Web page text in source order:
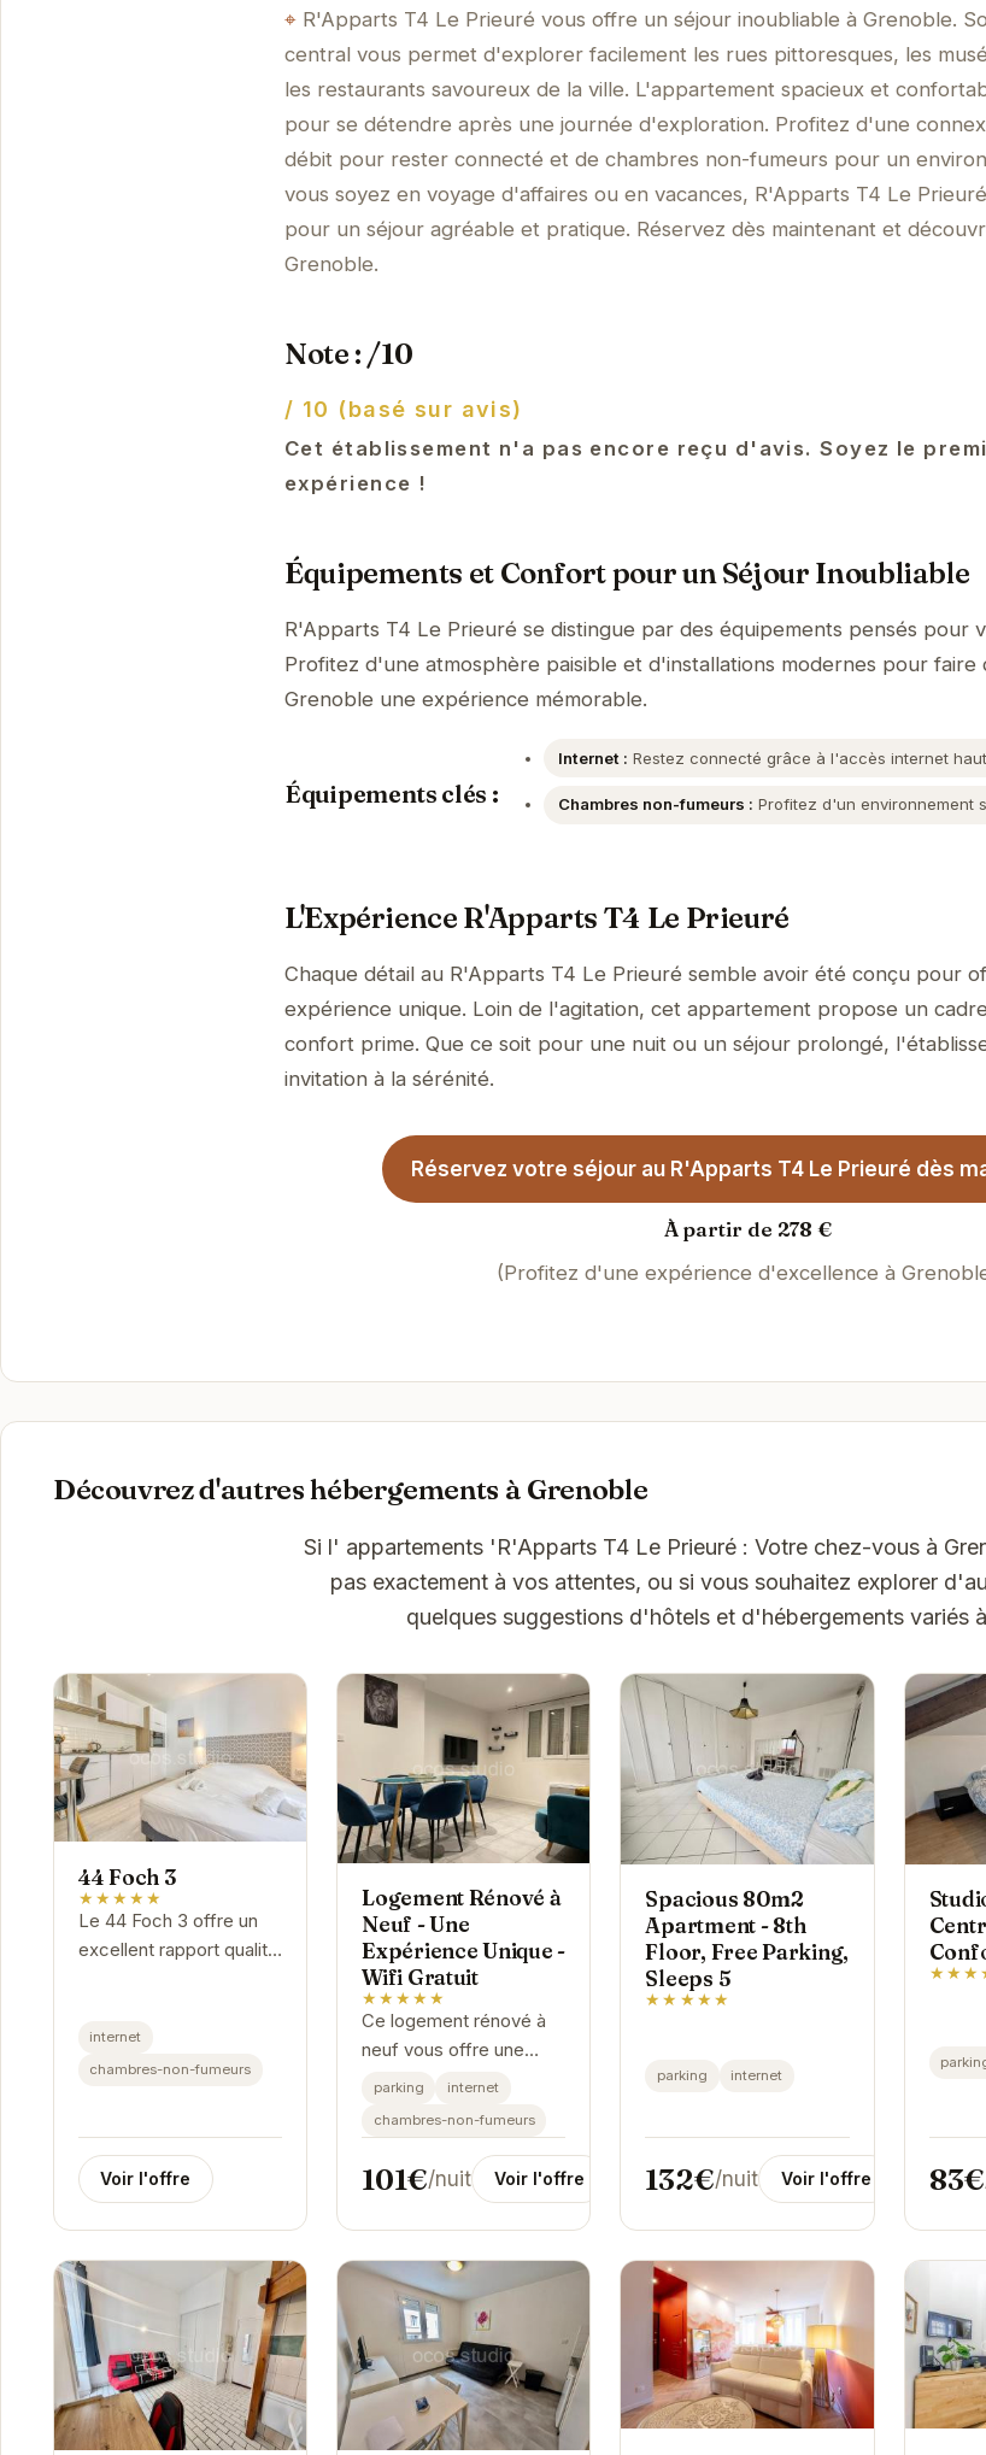
R'Apparts T4 Le Prieuré vous offre un séjour inoubliable à Grenoble.
central vous permet d'explorer facilement les rues pittoresques, les
les restaurants savoureux de la ville. L'appartement spacieux et
pour se détendre après une journée d'exploration. Profitez d'une
débit pour rester connecté et de chambres non-fumeurs pour un
vous soyez en voyage d'affaires ou en vacances, R'Apparts T4 Le
pour un séjour agréable et pratique. Réservez dès maintenant et
Grenoble.
Note : /10
/ 10 (basé sur avis)
Cet établissement n'a pas encore reçu d'avis. Soyez le
expérience !
Équipements et Confort pour un Séjour Inoubliable
R'Apparts T4 Le Prieuré se distingue par des équipements pensés pour
Profitez d'une atmosphère paisible et d'installations modernes pour faire
Grenoble une expérience mémorable.
Équipements clés :
Internet : Restez connecté grâce à l'accès internet
Chambres non-fumeurs : Profitez d'un environnement
L'Expérience R'Apparts T4 Le Prieuré
Chaque détail au R'Apparts T4 Le Prieuré semble avoir été conçu pour
expérience unique. Loin de l'agitation, cet appartement propose un
confort prime. Que ce soit pour une nuit ou un séjour prolongé,
invitation à la sérénité.
Réservez votre séjour au R'Apparts T4 Le Prieuré dès
À partir de 278 €
(Profitez d'une expérience d'excellence à
Découvrez d'autres hébergements à Grenoble
Si l' appartements 'R'Apparts T4 Le Prieuré : Votre chez-vous à
pas exactement à vos attentes, ou si vous souhaitez explorer
quelques suggestions d'hôtels et d'hébergements variés
44 Foch 3
★★★★★
Le 44 Foch 3 offre un
excellent rapport qualité
parfaite.
internet
chambres-non-fumeurs
Voir l'offre
Logement Rénové à
Neuf - Une
Expérience Unique -
Wifi Gratuit
★★★★★
Ce logement rénové à
neuf vous offre une
expérience unique à
connexion Wifi gratuite,
vous pourrez rester
connecté tout au...
parking
internet
chambres-non-fumeurs
101€/nuit Voir l'offre
Spacious 80m2
Apartment - 8th
Floor, Free Parking,
Sleeps 5
★★★★★
parking internet
132€/nuit Voir l'offre 83€